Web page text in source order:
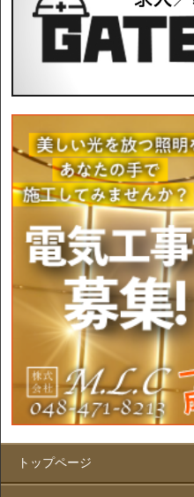
トップページ